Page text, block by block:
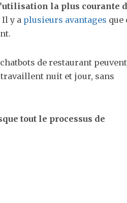
la plus courante
y a plusieurs avantages que
de restaurant peuvent
nuit et jour, sans
tout le processus de